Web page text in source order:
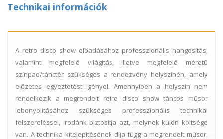
Technikai információk
A retro disco show előadásához professzionális hangosítás,
valamint megfelelő világítás, illetve megfelelő méretű
színpad/tánctér szükséges a rendezvény helyszínén, amely
előzetes egyeztetést igényel. Amennyiben a helyszín nem
rendelkezik a megrendelt retro disco show táncos műsor
lebonyolításához szükséges professzionális technikai
felszereléssel, irodánk biztosítja azt, melynek külön költsége
van. A technika kitelepítésének díja függ a megrendelt műsor,